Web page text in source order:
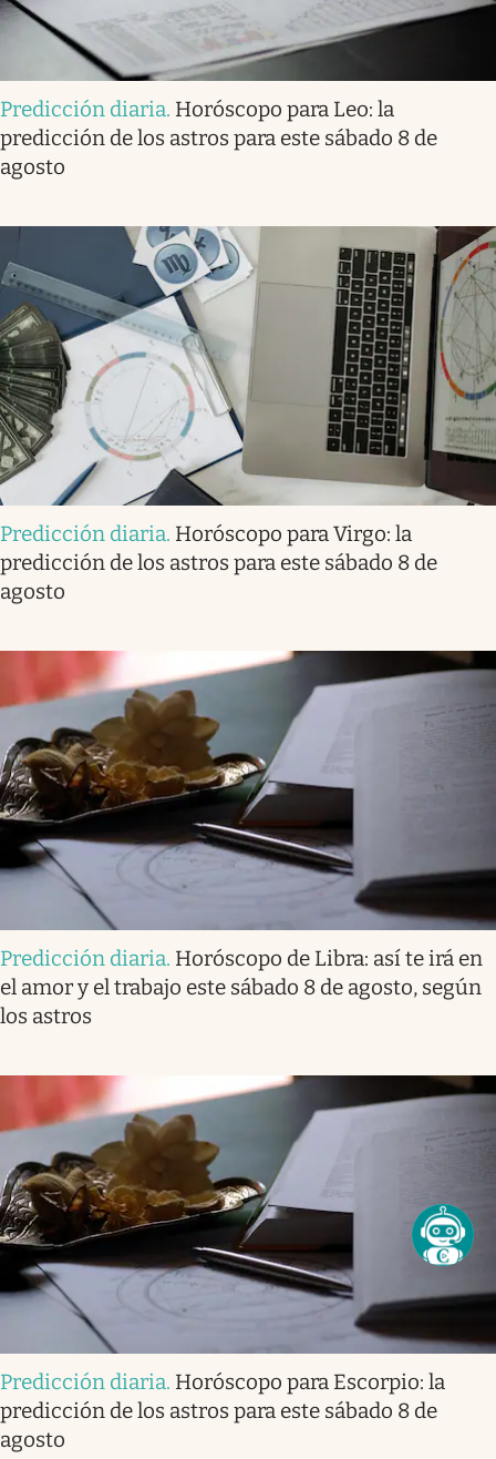
Predicción diaria. Horóscopo para Leo: la
predicción de los astros para este sábado 8 de
agosto
Predicción diaria. Horóscopo para Virgo: la
predicción de los astros para este sábado 8 de
agosto
Predicción diaria. Horóscopo de Libra: así te irá en
el amor y el trabajo este sábado 8 de agosto, según
los astros
Predicción diaria. Horóscopo para Escorpio: la
predicción de los astros para este sábado 8 de
agosto